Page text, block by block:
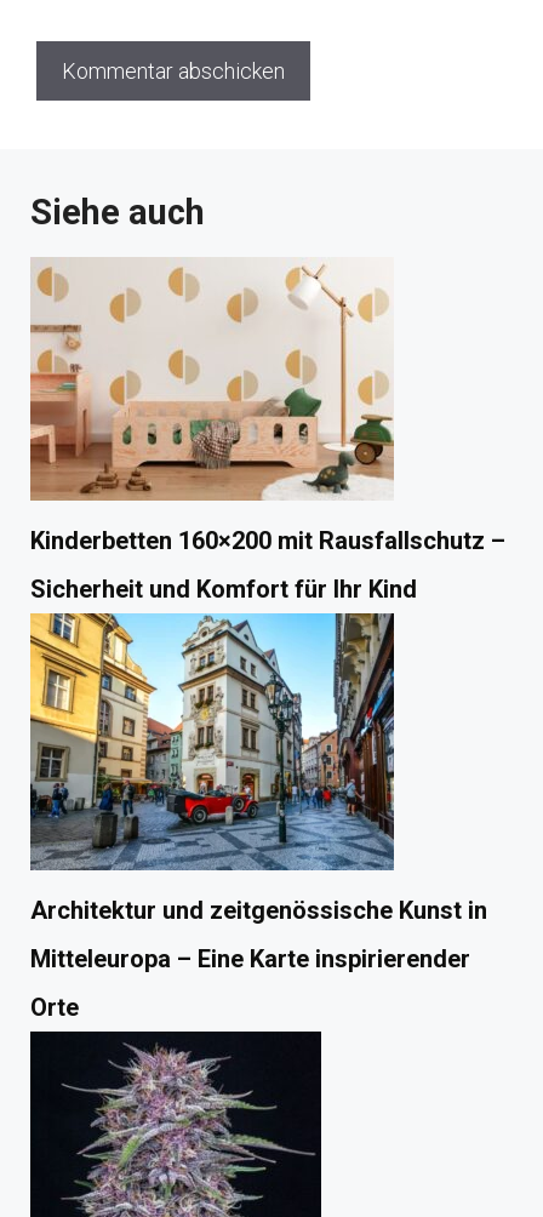
Siehe auch
Kinderbetten 160×200 mit Rausfallschutz –
Sicherheit und Komfort für Ihr Kind
Architektur und zeitgenössische Kunst in
Mitteleuropa – Eine Karte inspirierender
Orte